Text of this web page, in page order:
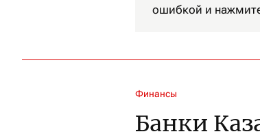
ошибкой и
Финансы
Банки